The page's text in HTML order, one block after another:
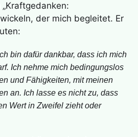
der mich begleitet. Er
bin dafür dankbar, dass ich mich
Ich nehme mich bedingungslos
und Fähigkeiten, mit meinen
an. Ich lasse es nicht zu, dass
Wert in Zweifel zieht oder